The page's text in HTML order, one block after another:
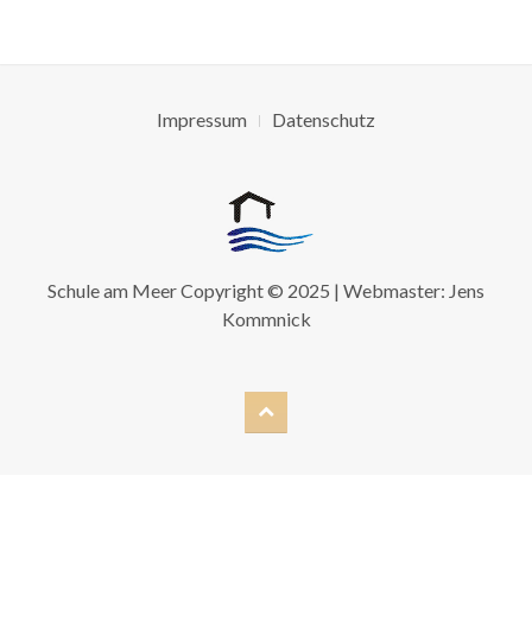
Impressum Datenschutz
Schule am Meer Copyright © 2025 | Webmaster: Jens
Kommnick